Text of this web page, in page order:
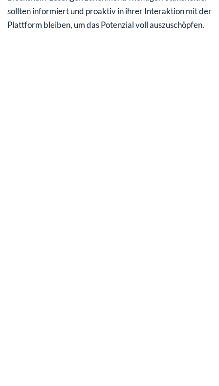
sollten informiert und proaktiv in ihrer Interaktion mit der
Plattform bleiben, um das Potenzial voll auszuschöpfen.